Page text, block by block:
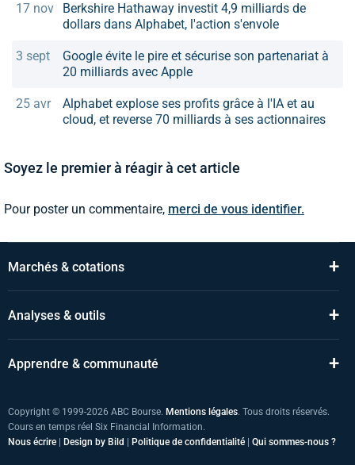
17 nov
Berkshire Hathaway investit 4,9 milliards de
dollars dans Alphabet, l'action s'envole
3 sept
Google évite le pire et sécurise son partenariat à
20 milliards avec Apple
25 avr
Alphabet explose ses profits grâce à l'IA et au
cloud, et reverse 70 milliards à ses actionnaires
Soyez le premier à réagir à cet article
Pour poster un commentaire, merci de vous identifier.
Marchés & cotations +
Analyses & outils +
Apprendre & communauté +
Copyright © 1999-2026 ABC Bourse. Mentions légales. Tous droits réservés.
Cours en temps réel Six Financial Information.
Nous écrire
Design by Bild Politique de confidentialité Qui sommes-nous ?